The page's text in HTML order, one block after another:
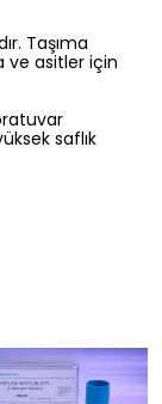
Taşıma
ve asitler için
saflık